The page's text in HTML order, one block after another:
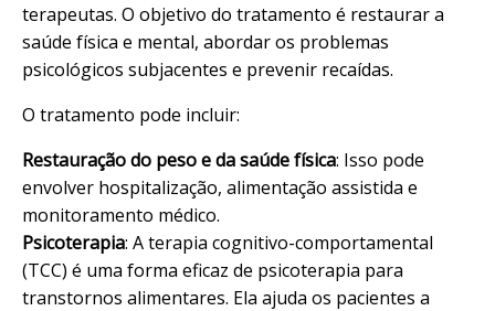
terapeutas. O objetivo do tratamento é restaurar a
saúde física e mental, abordar os problemas
psicológicos subjacentes e prevenir recaídas.
O tratamento pode incluir:
Restauração do peso e da saúde física: Isso pode
envolver hospitalização, alimentação assistida e
monitoramento médico.
Psicoterapia: A terapia cognitivo-comportamental
(TCC) é uma forma eficaz de psicoterapia para
transtornos alimentares. Ela ajuda os pacientes a